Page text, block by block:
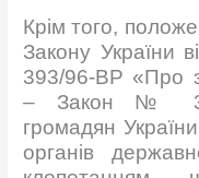
Крім того,
Закону України
393/96-ВР «Про
– Закон №
громадян
органів